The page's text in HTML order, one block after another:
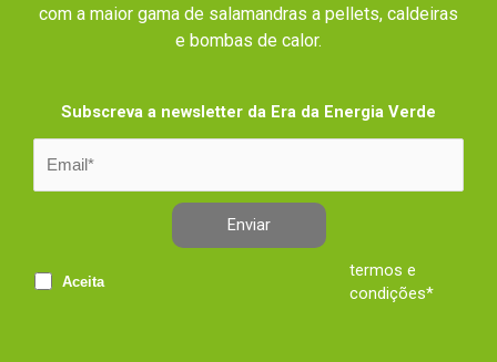
com a maior gama de salamandras a pellets, caldeiras
e bombas de calor.
Subscreva a newsletter da Era da Energia Verde
Enviar
Aceita
termos e
condições*